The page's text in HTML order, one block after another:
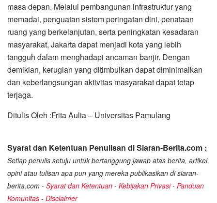
masa depan. Melalui pembangunan infrastruktur yang
memadai, penguatan sistem peringatan dini, penataan
ruang yang berkelanjutan, serta peningkatan kesadaran
masyarakat, Jakarta dapat menjadi kota yang lebih
tangguh dalam menghadapi ancaman banjir. Dengan
demikian, kerugian yang ditimbulkan dapat diminimalkan
dan keberlangsungan aktivitas masyarakat dapat tetap
terjaga.
Ditulis Oleh :Frita Aulia – Universitas Pamulang
Syarat dan Ketentuan Penulisan di Siaran-Berita.com :
Setiap penulis setuju untuk bertanggung jawab atas berita, artikel,
opini atau tulisan apa pun yang mereka publikasikan di siaran-
berita.com - Syarat dan Ketentuan - Kebijakan Privasi- Panduan
Komunitas - Disclaimer